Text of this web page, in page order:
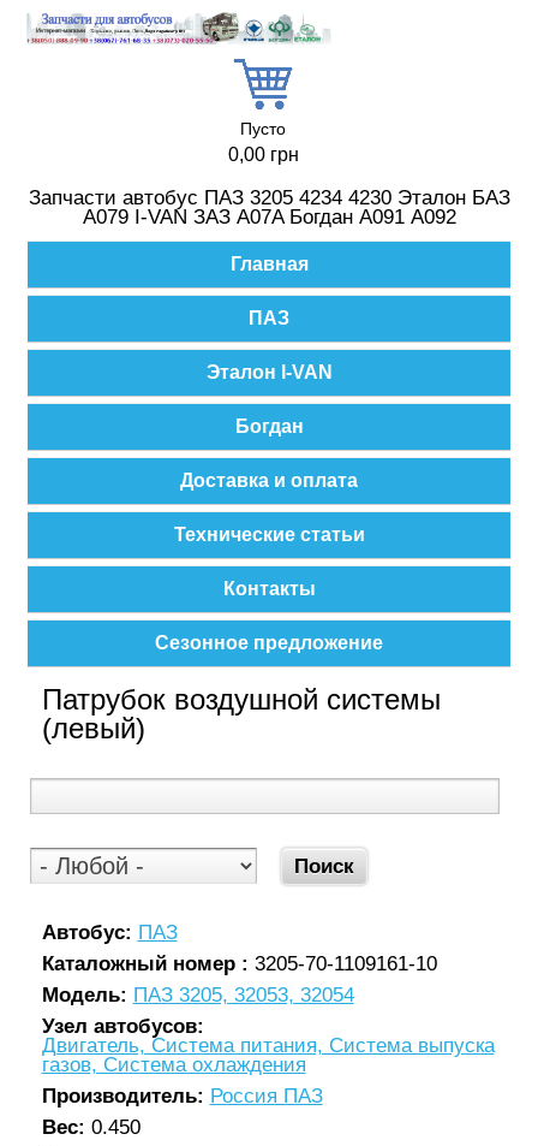
Пусто
0,00 грн
Запчасти автобус ПАЗ 3205 4234 4230 Эталон БАЗ
А079 I-VAN ЗАЗ A07A Богдан А091 А092
Главная
ПАЗ
Эталон I-VAN
Богдан
Доставка и оплата
Технические статьи
Контакты
Сезонное предложение
Патрубок воздушной системы
(левый)
Автобус: ПАЗ
Каталожный номер : 3205-70-1109161-10
Модель: ПАЗ 3205, 32053, 32054
Узел автобусов:
Двигатель, Система питания, Система выпуска
газов, Система охлаждения
Производитель: Россия ПАЗ
Вес: 0.450